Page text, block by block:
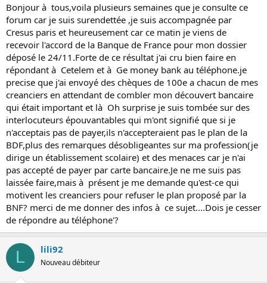
Bonjour à tous,voila plusieurs semaines que je consulte ce
forum car je suis surendettée ,je suis accompagnée par
Cresus paris et heureusement car ce matin je viens de
recevoir l'accord de la Banque de France pour mon dossier
déposé le 24/11.Forte de ce résultat j'ai cru bien faire en
répondant à Cetelem et à Ge money bank au téléphone.je
precise que j'ai envoyé des chèques de 100e a chacun de mes
creanciers en attendant de combler mon découvert bancaire
qui était important et là Oh surprise je suis tombée sur des
interlocuteurs épouvantables qui m'ont signifié que si je
n'acceptais pas de payer,ils n'accepteraient pas le plan de la
BDF,plus des remarques désobligeantes sur ma profession(je
dirige un établissement scolaire) et des menaces car je n'ai
pas accepté de payer par carte bancaire.Je ne me suis pas
laissée faire,mais à présent je me demande qu'est-ce qui
motivent les creanciers pour refuser le plan proposé par la
BNF? merci de me donner des infos à ce sujet....Dois je cesser
de répondre au téléphone'?
L lili92
Nouveau débiteur